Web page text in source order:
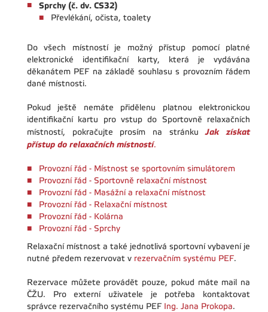
Sprchy (č. dv. CS32)
Převlékání, očista, toalety
Do všech místností je možný přístup pomocí platné
elektronické identifikační karty, která je vydávána
děkanátem PEF na základě souhlasu s provozním řádem
dané místnosti.
Pokud ještě nemáte přidělenu platnou elektronickou
identifikační kartu pro vstup do Sportovně relaxačních
místností, pokračujte prosím na stránkuJak získat
přístup do relaxačních místností.
Provozní řád - Místnost se sportovním simulátorem
Provozní řád - Sportovně relaxační místnost
Provozní řád - Masážní a relaxační místnost
Provozní řád - Relaxační místnost
Provozní řád - Kolárna
Provozní řád - Sprchy
Relaxační místnost a také jednotlivá sportovní vybavení je
nutné předem rezervovat v rezervačním systému PEF.
Rezervace můžete provádět pouze, pokud máte mail na
ČŽU. Pro externí uživatele je potřeba kontaktovat
správce rezervačního systému PEF Ing. Jana Prokopa.